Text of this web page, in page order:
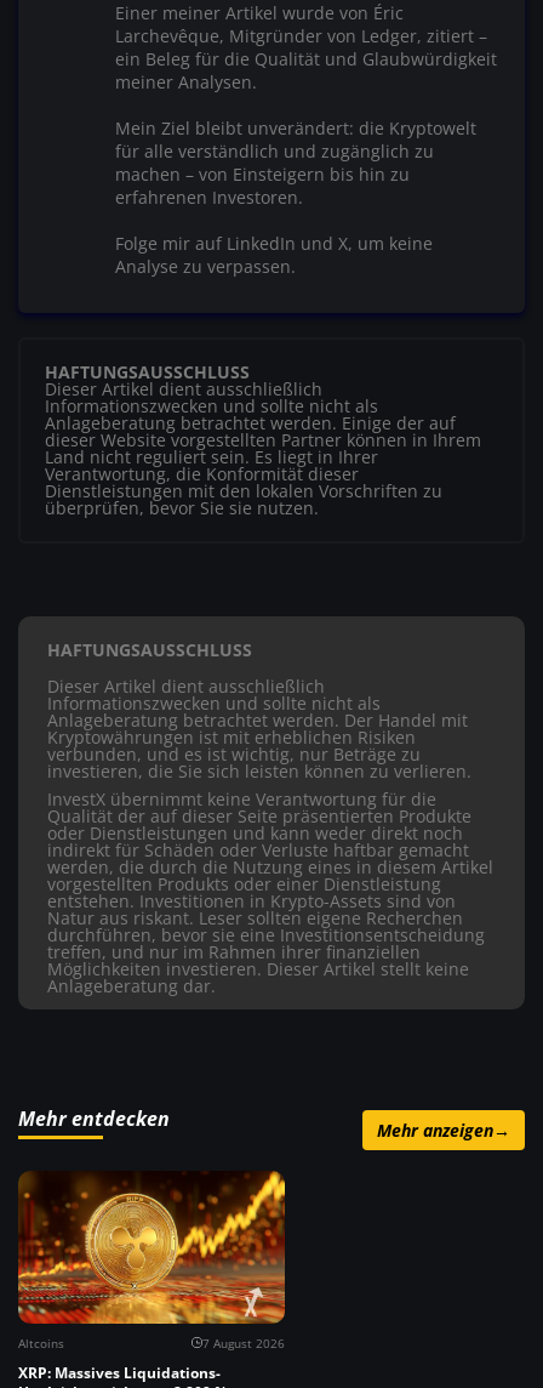
Einer meiner Artikel wurde von Éric
Larchevêque, Mitgründer von Ledger, zitiert –
ein Beleg für die Qualität und Glaubwürdigkeit
meiner Analysen.
Mein Ziel bleibt unverändert: die Kryptowelt
für alle verständlich und zugänglich zu
machen – von Einsteigern bis hin zu
erfahrenen Investoren.
Folge mir auf LinkedIn und X, um keine
Analyse zu verpassen.
HAFTUNGSAUSSCHLUSS
Dieser Artikel dient ausschließlich
Informationszwecken und sollte nicht als
Anlageberatung betrachtet werden. Einige der auf
dieser Website vorgestellten Partner können in Ihrem
Land nicht reguliert sein. Es liegt in Ihrer
Verantwortung, die Konformität dieser
Dienstleistungen mit den lokalen Vorschriften zu
überprüfen, bevor Sie sie nutzen.
HAFTUNGSAUSSCHLUSS
Dieser Artikel dient ausschließlich
Informationszwecken und sollte nicht als
Anlageberatung betrachtet werden. Der Handel mit
Kryptowährungen ist mit erheblichen Risiken
verbunden, und es ist wichtig, nur Beträge zu
investieren, die Sie sich leisten können zu verlieren.
InvestX übernimmt keine Verantwortung für die
Qualität der auf dieser Seite präsentierten Produkte
oder Dienstleistungen und kann weder direkt noch
indirekt für Schäden oder Verluste haftbar gemacht
werden, die durch die Nutzung eines in diesem Artikel
vorgestellten Produkts oder einer Dienstleistung
entstehen. Investitionen in Krypto-Assets sind von
Natur aus riskant. Leser sollten eigene Recherchen
durchführen, bevor sie eine Investitionsentscheidung
treffen, und nur im Rahmen ihrer finanziellen
Möglichkeiten investieren. Dieser Artikel stellt keine
Anlageberatung dar.
Mehr entdecken Mehr anzeigen→
Altcoins 7 August 2026
XRP: Massives Liquidations-